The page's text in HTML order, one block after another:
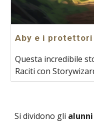
Aby e i
Questa incredibile
Raciti con
Si dividono gli